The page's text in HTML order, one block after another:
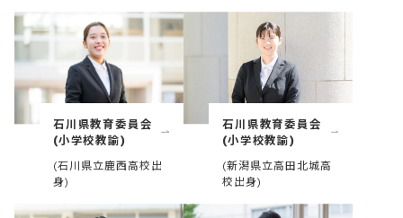
石川県教育委員会
(小学校教諭)
(石川県立鹿西高校出
身)
石川県教育委員会
(小学校教諭)
(新潟県立高田北城高
校出身)